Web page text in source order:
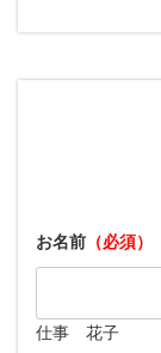
お名前 （必須）
仕事 花子